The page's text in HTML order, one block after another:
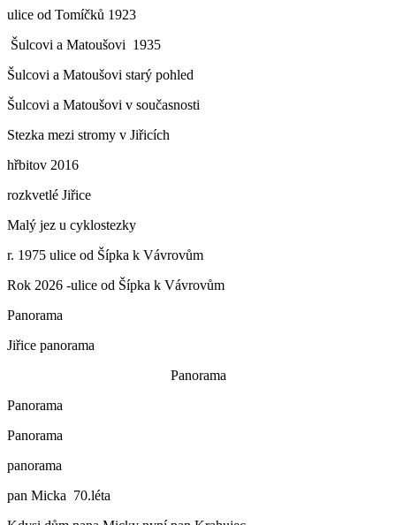
ulice od Tomíčků 1923
Šulcovi a Matoušovi 1935
Šulcovi a Matoušovi starý pohled
Šulcovi a Matoušovi v současnosti
Stezka mezi stromy v Jiřicích
hřbitov 2016
rozkvetlé Jiřice
Malý jez u cyklostezky
r. 1975 ulice od Šípka k Vávrovům
Rok 2026 -ulice od Šípka k Vávrovům
Panorama
Jiřice panorama
Panorama
Panorama
Panorama
panorama
pan Micka 70.léta